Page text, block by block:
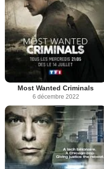
Most Wanted Criminals
6 décembre 2022